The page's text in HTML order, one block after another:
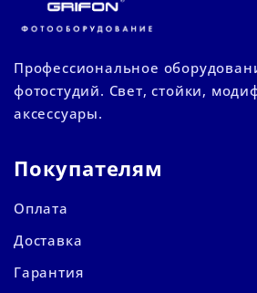
Профессиональное
фотостудий. Свет, стойки,
аксессуары.
Покупателям
Оплата
Доставка
Гарантия